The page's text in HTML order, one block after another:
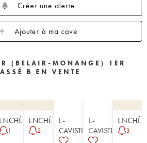
Créer une alerte
Ajouter à ma cave
(BELAIR-MONANGE) 1ER
B EN VENTE
ENCHÈRE
1
ENCHÈRE
2
E-
CAVISTE
E-
CAVISTE
3